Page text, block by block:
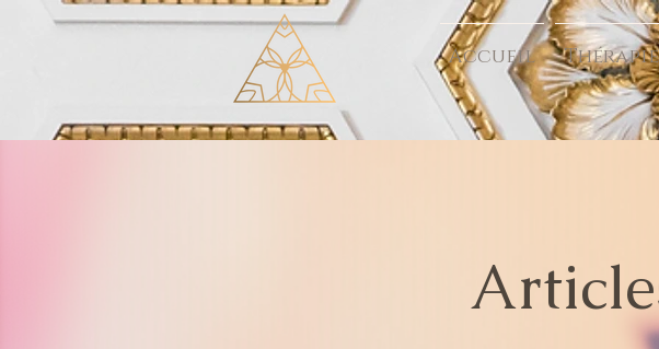
Accueil